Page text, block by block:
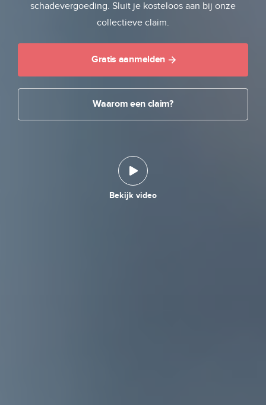
schadevergoeding. Sluit je kosteloos aan bij onze
collectieve claim.
Gratis aanmelden
Waarom een claim?
Bekijk video